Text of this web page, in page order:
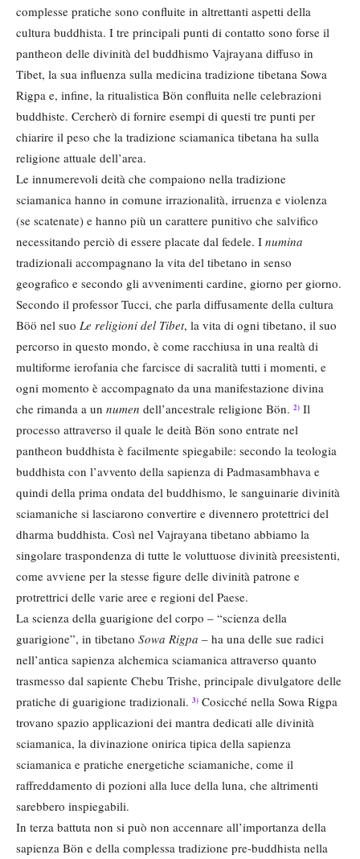
complesse pratiche sono confluite in altrettanti aspetti della
cultura buddhista. I tre principali punti di contatto sono forse il
pantheon delle divinità del buddhismo Vajrayana diffuso in
Tibet, la sua influenza sulla medicina tradizione tibetana Sowa
Rigpa e, infine, la ritualistica Bön confluita nelle celebrazioni
buddhiste. Cercherò di fornire esempi di questi tre punti per
chiarire il peso che la tradizione sciamanica tibetana ha sulla
religione attuale dell’area.
Le innumerevoli deità che compaiono nella tradizione
sciamanica hanno in comune irrazionalità, irruenza e violenza
(se scatenate) e hanno più un carattere punitivo che salvifico
necessitando perciò di essere placate dal fedele. I numina
tradizionali accompagnano la vita del tibetano in senso
geografico e secondo gli avvenimenti cardine, giorno per giorno.
Secondo il professor Tucci, che parla diffusamente della cultura
Böö nel suo Le religioni del Tibet, la vita di ogni tibetano, il suo
percorso in questo mondo, è come racchiusa in una realtà di
multiforme ierofania che farcisce di sacralità tutti i momenti, e
ogni momento è accompagnato da una manifestazione divina
che rimanda a un numen dell’ancestrale religione Bön. 2) Il
processo attraverso il quale le deità Bön sono entrate nel
pantheon buddhista è facilmente spiegabile: secondo la teologia
buddhista con l’avvento della sapienza di Padmasambhava e
quindi della prima ondata del buddhismo, le sanguinarie divinità
sciamaniche si lasciarono convertire e divennero protettrici del
dharma buddhista. Così nel Vajrayana tibetano abbiamo la
singolare traspondenza di tutte le voluttuose divinità preesistenti,
come avviene per la stesse figure delle divinità patrone e
protrettrici delle varie aree e regioni del Paese.
La scienza della guarigione del corpo – “scienza della
guarigione”, in tibetano Sowa Rigpa – ha una delle sue radici
nell’antica sapienza alchemica sciamanica attraverso quanto
trasmesso dal sapiente Chebu Trishe, principale divulgatore delle
pratiche di guarigione tradizionali. 3) Cosicché nella Sowa Rigpa
trovano spazio applicazioni dei mantra dedicati alle divinità
sciamanica, la divinazione onirica tipica della sapienza
sciamanica e pratiche energetiche sciamaniche, come il
raffreddamento di pozioni alla luce della luna, che altrimenti
sarebbero inspiegabili.
In terza battuta non si può non accennare all’importanza della
sapienza Bön e della complessa tradizione pre-buddhista nella